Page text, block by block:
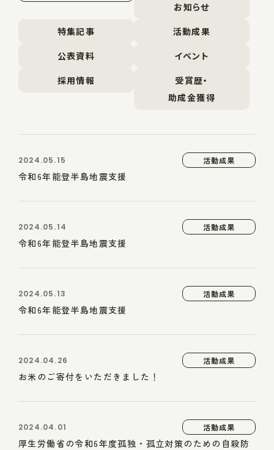
お知らせ
特集記事
活動成果
公表資料
イベント
採用情報
受賞歴・
助成金獲得
2024.05.15 活動成果
令和6年能登半島地震支援
2024.05.14 活動成果
令和6年能登半島地震支援
2024.05.13 活動成果
令和6年能登半島地震支援
2024.04.26 活動成果
お米のご寄付をいただきました！
2024.04.01 活動成果
厚生労働省の令和6年度孤独・孤立対策のための自殺防